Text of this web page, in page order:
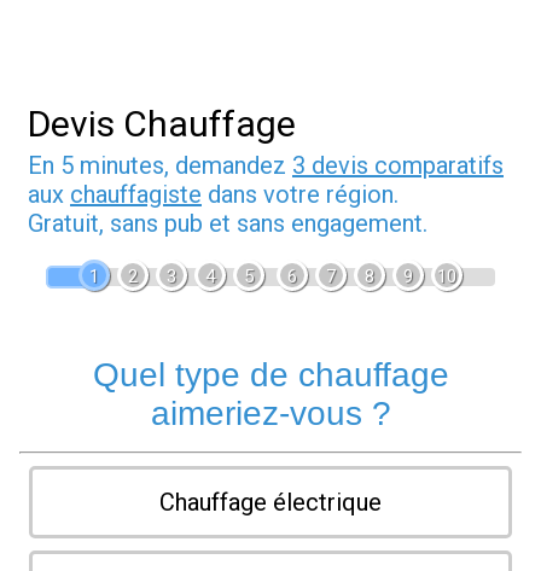
Devis Chauffage
En 5 minutes, demandez 3 devis comparatifs
aux chauffagiste dans votre région.
Gratuit, sans pub et sans engagement.
1 2 3 4 5 6 7 8 9 10
Quel type de chauffage
aimeriez-vous ?
Chauffage électrique